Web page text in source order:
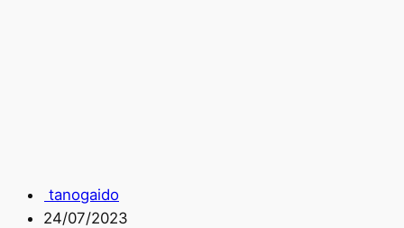
tanogaido
24/07/2023